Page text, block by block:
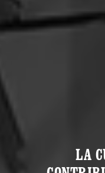
LA